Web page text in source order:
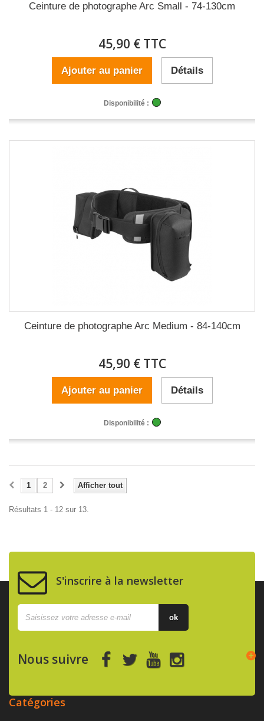
Ceinture de photographe Arc Small - 74-130cm
45,90 € TTC
Ajouter au panier Détails
Disponibilité :
Ceinture de photographe Arc Medium - 84-140cm
45,90 € TTC
Ajouter au panier Détails
Disponibilité :
Afficher tout
1 2
Résultats 1 - 12 sur 13.
S'inscrire à la newsletter
ok
Nous suivre
Catégories